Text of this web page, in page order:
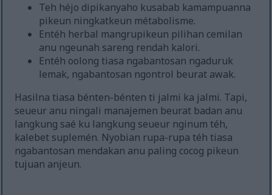
Teh héjo dipikanyaho kusabab kamampuanna
pikeun ningkatkeun métabolisme.
Entéh herbal mangrupikeun pilihan cemilan
anu ngeunah sareng rendah kalori.
Entéh oolong tiasa ngabantosan ngaduruk
lemak, ngabantosan ngontrol beurat awak.
Hasilna tiasa bénten-bénten ti jalmi ka jalmi. Tapi,
seueur anu ningali manajemen beurat badan anu
langkung saé ku langkung seueur nginum téh,
kalebet suplemén. Nyobian rupa-rupa téh tiasa
ngabantosan mendakan anu paling cocog pikeun
tujuan anjeun.